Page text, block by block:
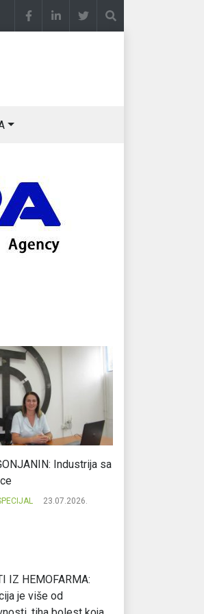
sedmice DRAGAN OSTOJIĆ: Moj karakter je
Industrija sa
23.07.2026.
IZ HEMOFARMA:
je više od